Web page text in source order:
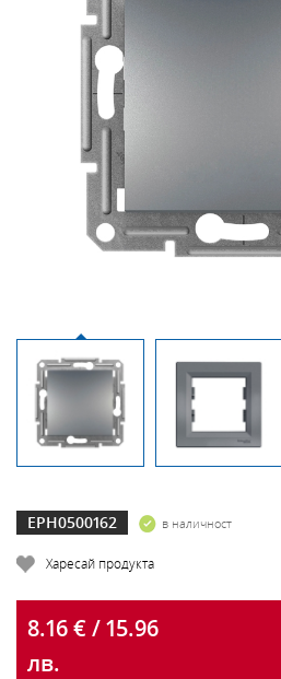
EPH0500162 в наличност
Харесай продукта
8.16 € / 15.96
лв.